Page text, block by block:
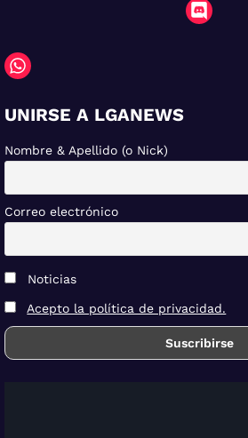
UNIRSE A LGANEWS
Nombre & Apellido (o Nick)
Correo electrónico
Noticias
Acepto la política de privacidad.